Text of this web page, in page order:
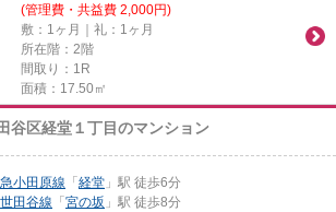
(管理費・共益費 2,000円)
敷：1ヶ月｜礼：1ヶ月
所在階：2階
間取り：1R
面積：17.50㎡
谷区経堂１丁目のマンション
小田原線 「経堂 」駅 徒歩6分
田谷線 「宮の坂 」駅 徒歩8分